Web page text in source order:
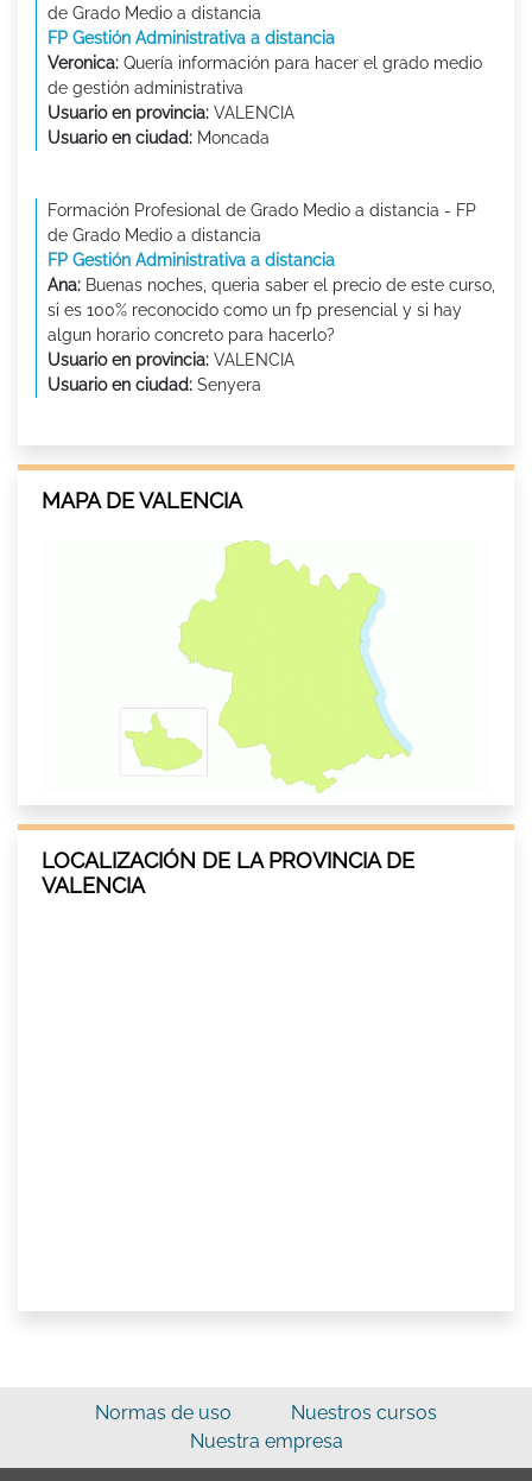
de Grado Medio a distancia
FP Gestión Administrativa a distancia
Veronica: Quería información para hacer el grado medio
de gestión administrativa
Usuario en provincia: VALENCIA
Usuario en ciudad: Moncada
Formación Profesional de Grado Medio a distancia - FP
de Grado Medio a distancia
FP Gestión Administrativa a distancia
Ana: Buenas noches, queria saber el precio de este curso,
si es 100% reconocido como un fp presencial y si hay
algun horario concreto para hacerlo?
Usuario en provincia: VALENCIA
Usuario en ciudad: Senyera
MAPA DE VALENCIA
LOCALIZACIÓN DE LA PROVINCIA DE
VALENCIA
Normas de uso
Nuestros cursos
Nuestra empresa